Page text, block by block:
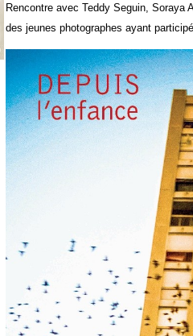
Rencontre avec Teddy Seguin, Soraya
des jeunes photographes ayant